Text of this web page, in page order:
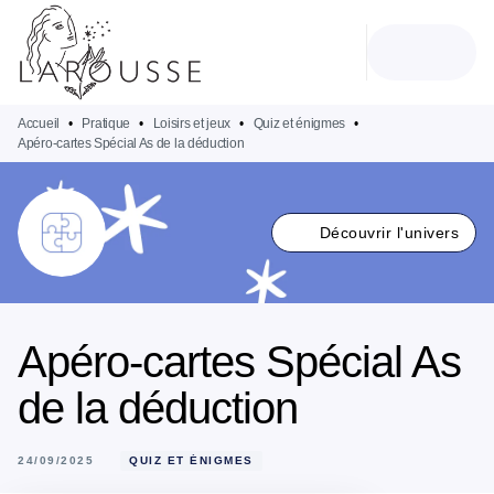
MENU
PIED DE PAGE
Accueil • Pratique • Loisirs et jeux • Quiz et énigmes •
Apéro-cartes Spécial As de la déduction
Découvrir l'univers
Apéro-cartes Spécial As
de la déduction
24/09/2025 QUIZ ET ÉNIGMES